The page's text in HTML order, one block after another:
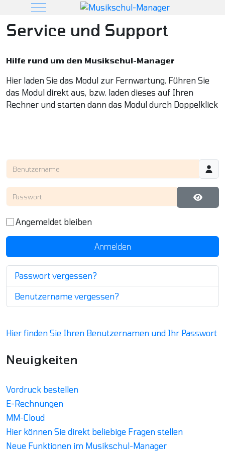
Mobile Menu Toggle
Service und Support
Hilfe rund um den Musikschul-Manager
Hier laden Sie das Modul zur Fernwartung. Führen Sie
das Modul direkt aus, bzw. laden dieses auf Ihren
Rechner und starten dann das Modul durch Doppelklick
Benutzername
Passwort
Angemeldet bleiben
Anmelden
Passwort vergessen?
Benutzername vergessen?
Hier finden Sie Ihren Benutzernamen und Ihr Passwort
Neuigkeiten
Vordruck bestellen
E-Rechnungen
MM-Cloud
Hier können Sie direkt beliebige Fragen stellen
Neue Funktionen im Musikschul-Manager